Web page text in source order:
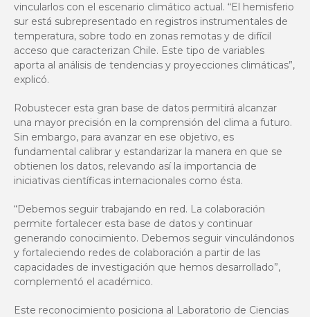
vincularlos con el escenario climático actual. “El hemisferio
sur está subrepresentado en registros instrumentales de
temperatura, sobre todo en zonas remotas y de difícil
acceso que caracterizan Chile. Este tipo de variables
aporta al análisis de tendencias y proyecciones climáticas”,
explicó.
Robustecer esta gran base de datos permitirá alcanzar
una mayor precisión en la comprensión del clima a futuro.
Sin embargo, para avanzar en ese objetivo, es
fundamental calibrar y estandarizar la manera en que se
obtienen los datos, relevando así la importancia de
iniciativas científicas internacionales como ésta.
“Debemos seguir trabajando en red. La colaboración
permite fortalecer esta base de datos y continuar
generando conocimiento. Debemos seguir vinculándonos
y fortaleciendo redes de colaboración a partir de las
capacidades de investigación que hemos desarrollado”,
complementó el académico.
Este reconocimiento posiciona al Laboratorio de Ciencias